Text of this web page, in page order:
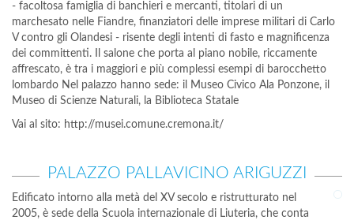
- facoltosa famiglia di banchieri e mercanti, titolari di un
marchesato nelle Fiandre, finanziatori delle imprese militari di Carlo
V contro gli Olandesi - risente degli intenti di fasto e magnificenza
dei committenti. Il salone che porta al piano nobile, riccamente
affrescato, è tra i maggiori e più complessi esempi di barocchetto
lombardo Nel palazzo hanno sede: il Museo Civico Ala Ponzone, il
Museo di Scienze Naturali, la Biblioteca Statale
Vai al sito: http://musei.comune.cremona.it/
PALAZZO PALLAVICINO ARIGUZZI
Edificato intorno alla metà del XV secolo e ristrutturato nel
2005, è sede della Scuola internazionale di Liuteria, che conta